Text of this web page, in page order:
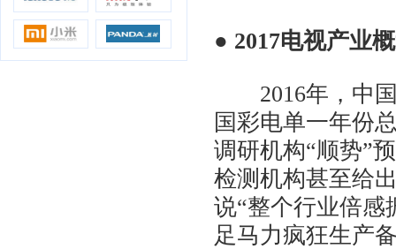
● 2017电视产业
2016年，中国
国彩电单一年份
调研机构“顺势”
检测机构甚至给
说“整个行业倍感
足马力疯狂生产